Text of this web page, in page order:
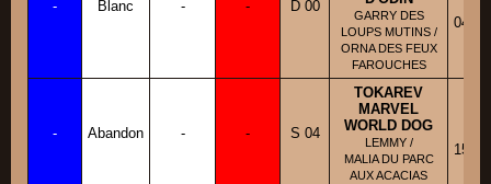
- Blanc - - D 00
GARRY DES
LOUPS MUTINS /
ORNA DES FEUX
FAROUCHES
04/
- Abandon - - S 04
TOKAREV
MARVEL
WORLD DOG
LEMMY /
MALIA DU PARC
AUX ACACIAS
15/